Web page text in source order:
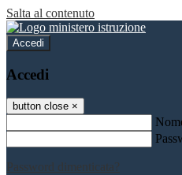
Salta al contenuto
Accedi
Accedi
button close ×
Password dimenticata?